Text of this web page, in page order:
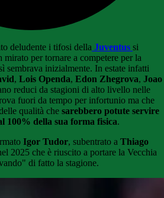
deludente i tifosi della Juventus si
mirato per tornare a competere per la
sembrava inizialmente. In estate infatti
, Lois Openda, Edon Zhegrova, Joao
reduci da stagioni di alto livello nelle
fuori da tempo per infortunio ma che
qualità che sarebbero potute servire
100% della sua forma fisica.
Igor Tudor, subentrato a Thiago
2025 che è riuscito a portare la Vecchia
di fatto la stagione.